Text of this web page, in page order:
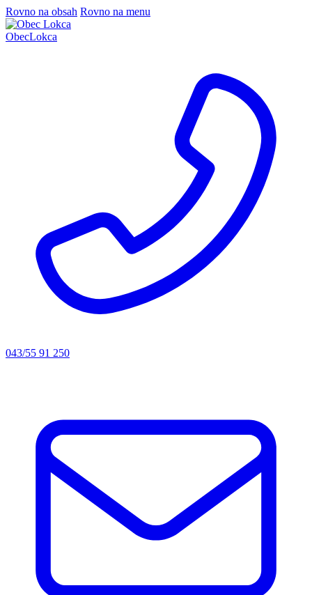
Rovno na obsah Rovno na menu
ObecLokca
043/55 91 250